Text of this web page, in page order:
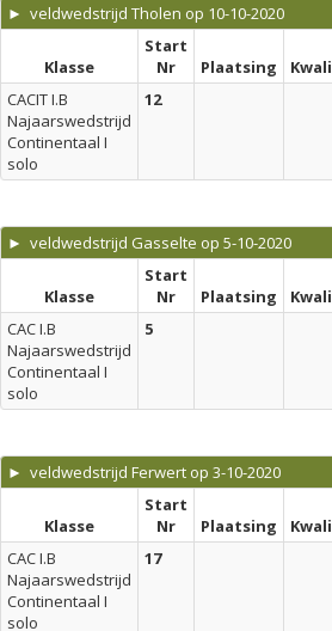
► veldwedstrijd Tholen op 10-10-2020
Klasse
Start
Nr
Plaatsing
CACIT I.B
Najaarswedstrijd
Continentaal I
solo
12
► veldwedstrijd Gasselte op 5-10-2020
Klasse
Start
Nr
Plaatsing
CAC I.B
Najaarswedstrijd
Continentaal I
solo
5
► veldwedstrijd Ferwert op 3-10-2020
Klasse
Start
Nr
Plaatsing
CAC I.B
Najaarswedstrijd
Continentaal I
solo
17